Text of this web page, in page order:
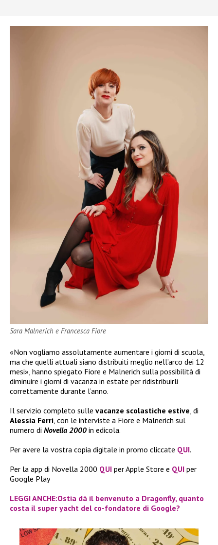
Sara Malnerich e Francesca Fiore
«Non vogliamo assolutamente aumentare i giorni di scuola,
ma che quelli attuali siano distribuiti meglio nell’arco dei 12
mesi», hanno spiegato Fiore e Malnerich sulla possibilità di
diminuire i giorni di vacanza in estate per ridistribuirli
correttamente durante l’anno.
Il servizio completo sulle vacanze scolastiche estive, di
Alessia Ferri, con le interviste a Fiore e Malnerich sul
numero di Novella 2000 in edicola.
Per avere la vostra copia digitale in promo cliccate QUI.
Per la app di Novella 2000 QUI per Apple Store e QUI per
Google Play
LEGGI ANCHE:Ostia dà il benvenuto a Dragonfly, quanto
costa il super yacht del co-fondatore di Google?